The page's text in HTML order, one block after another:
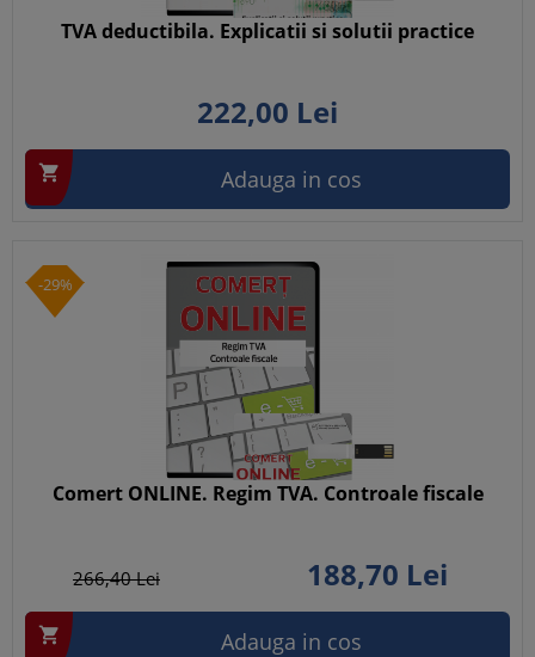
TVA deductibila. Explicatii si solutii practice
222,00 Lei
 Adauga in cos
-29%
Comert ONLINE. Regim TVA. Controale fiscale
266,40Lei 188,70 Lei
 Adauga in cos